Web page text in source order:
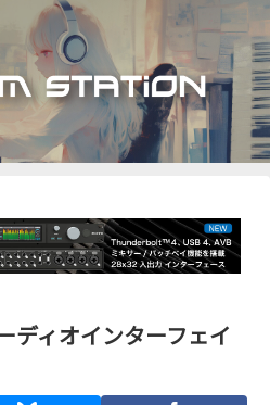
ディオインターフェイ